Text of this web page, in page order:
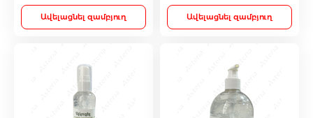
Anti-cholesterol Mediations
Diabetes Treatment Tablets
Ավելացնել զամբյուղ Ավելացնել զամբյուղ